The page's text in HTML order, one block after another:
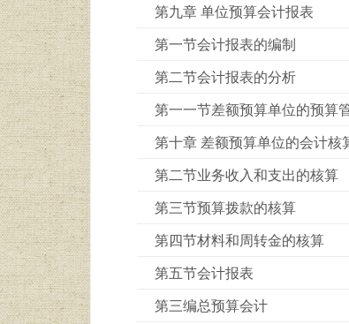
第九章 单位预算会计报表
第一节会计报表的编制
第二节会计报表的分析
第一一节差额预算单位的预算
第十章 差额预算单位的会计核
第二节业务收入和支出的核算
第三节预算拨款的核算
第四节材料和周转金的核算
第五节会计报表
第三编总预算会计